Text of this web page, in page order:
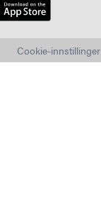
Cookie-innstillinger